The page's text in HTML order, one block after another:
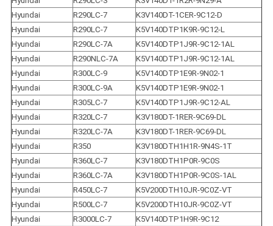
Hyundai
R290LC-7
K3V140DT-1CER-9C12-D
Hyundai
R290LC-7
K5V140DTP1K9R-9C12-L
Hyundai
R290LC-7A
K5V140DTP1J9R-9C12-1AL
Hyundai
R290NLC-7A
K5V140DTP1J9R-9C12-1AL
Hyundai
R300LC-9
K5V140DTP1E9R-9N02-1
Hyundai
R300LC-9A
K5V140DTP1E9R-9N02-1
Hyundai
R305LC-7
K5V140DTP1J9R-9C12-AL
Hyundai
R320LC-7
K3V180DT-1RER-9C69-DL
Hyundai
R320LC-7A
K3V180DT-1RER-9C69-DL
Hyundai
R350
K3V180DTH1H1R-9N4S-1T
Hyundai
R360LC-7
K3V180DTH1P0R-9C0S
Hyundai
R360LC-7A
K3V180DTH1P0R-9C0S-1AL
Hyundai
R450LC-7
K5V200DTH10JR-9C0Z-VT
Hyundai
R500LC-7
K5V200DTH10JR-9C0Z-VT
Hyundai
R3000LC-7
K5V140DTP1H9R-9C12